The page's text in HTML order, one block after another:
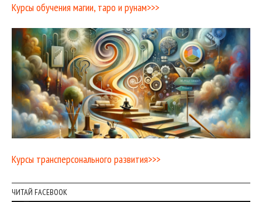
Курсы обучения магии, таро и рунам>>>
Курсы трансперсонального развития>>>
ЧИТАЙ FACEBOOK